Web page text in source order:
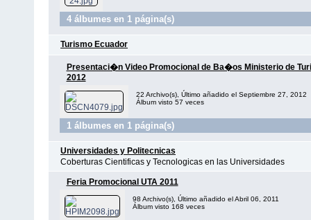
4 álbumes en 1 página(s)
Turismo Ecuador
Presentaci�n Video Promocional de Ba�os Ministerio de
2012
22 Archivo(s), Último añadido el Septiembre 27, 2012
Álbum visto 57 veces
1 álbumes en 1 página(s)
Universidades y Politecnicas
Coberturas Cientificas y Tecnologicas en las Universidades
Feria Promocional UTA 2011
98 Archivo(s), Último añadido el Abril 06, 2011
Álbum visto 168 veces